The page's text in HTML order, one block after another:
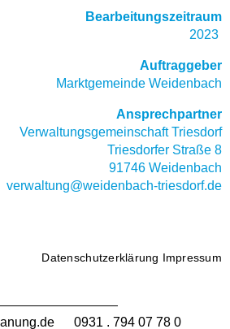
Bearbeitungszeitraum
2023
Auftraggeber
Marktgemeinde Weidenbach
Ansprechpartner
Verwaltungsgemeinschaft Triesdorf
Triesdorfer Straße 8
91746 Weidenbach
verwaltung@weidenbach-triesdorf.de
Datenschutzerklärung Impressum
0931 . 794 07 78 0